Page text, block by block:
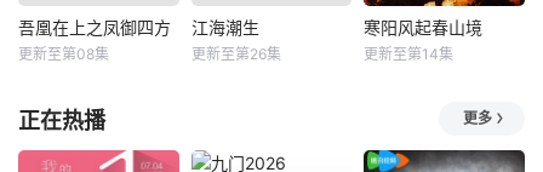
吾凰在上之凤御四方
更新至第08集
江海潮生
更新至第26集
寒阳风起春山境
更新至第14集
正在热播 更多